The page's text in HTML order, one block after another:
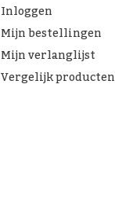
Inloggen
Mijn bestellingen
Mijn verlanglijst
Vergelijk producten